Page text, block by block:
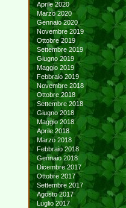
Aprile 2020
Marzo 2020
Gennaio 2020
Novembre 2019
Ottobre 2019
Settembre 2019
Giugno 2019
Maggio 2019
Febbraio 2019
Novembre 2018
Ottobre 2018
Settembre 2018
Giugno 2018
Maggio 2018
Aprile 2018
Marzo 2018
Febbraio 2018
Gennaio 2018
Dicembre 2017
Ottobre 2017
Settembre 2017
Agosto 2017
Luglio 2017